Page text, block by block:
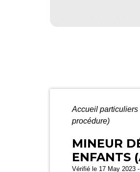
Accueil particuliers
procédure)
MINEUR
ENFANTS
Vérifié le 17 May 2023